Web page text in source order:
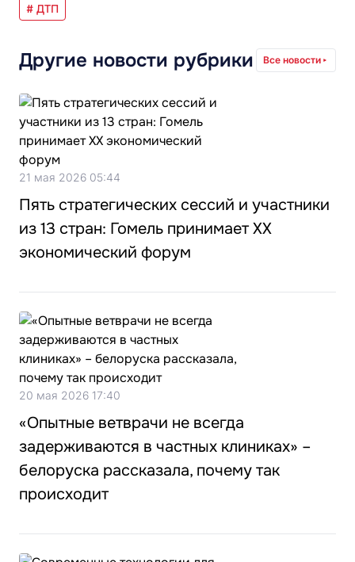
# ДТП
Другие новости рубрики Все новости
21 мая 2026 05:44
Пять стратегических сессий и участники
из 13 стран: Гомель принимает XX
экономический форум
20 мая 2026 17:40
«Опытные ветврачи не всегда
задерживаются в частных клиниках» –
белоруска рассказала, почему так
происходит